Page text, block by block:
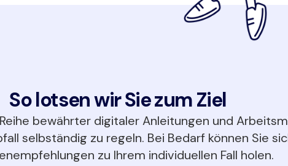
So lotsen wir Sie zum Ziel
bewährter digitaler Anleitungen und
selbständig zu regeln. Bei Bedarf können Sie
zu Ihrem individuellen Fall holen.